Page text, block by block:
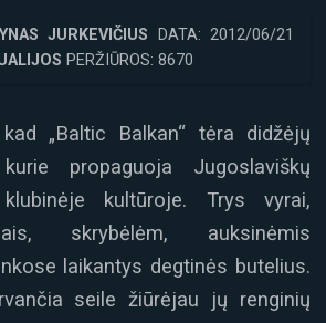
JURKEVIČIUS DATA: 2012/06/21
PERŽIŪROS: 8670
„Baltic Balkan“ tėra didžėjų
propaguoja Jugoslaviškų
kultūroje. Trys vyrai,
skrybėlėm, auksinėmis
laikantys degtinės butelius.
seile žiūrėjau jų renginių